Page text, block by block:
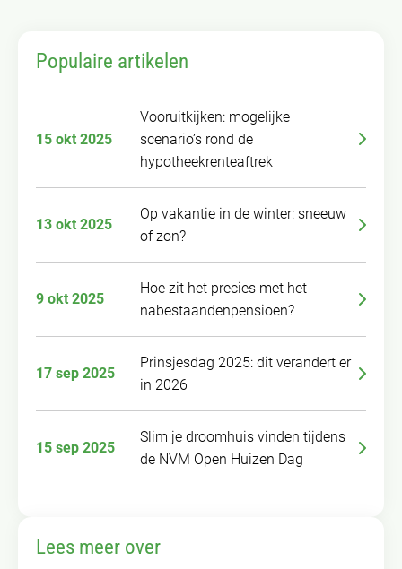
Populaire artikelen
15 okt 2025
Vooruitkijken: mogelijke
scenario’s rond de
hypotheekrenteaftrek
13 okt 2025
Op vakantie in de winter: sneeuw
of zon?
9 okt 2025
Hoe zit het precies met het
nabestaandenpensioen?
17 sep 2025
Prinsjesdag 2025: dit verandert er
in 2026
15 sep 2025
Slim je droomhuis vinden tijdens
de NVM Open Huizen Dag
Lees meer over